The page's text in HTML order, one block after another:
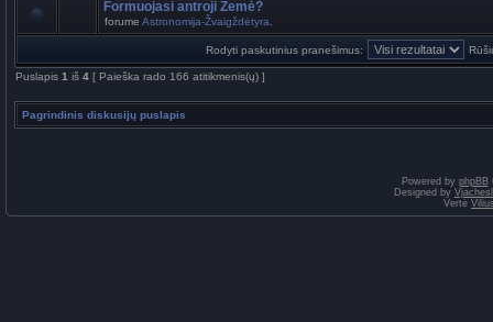
Formuojasi antroji Žemė?
forume Astronomija-Žvaigždėtyra,
Rodyti paskutinius pranešimus:
Puslapis 1 iš 4 [ Paieška rado 166 atitikmenis(ų) ]
Pagrindinis diskusijų puslapis
Powered by phpBB
Designed by
Vertė